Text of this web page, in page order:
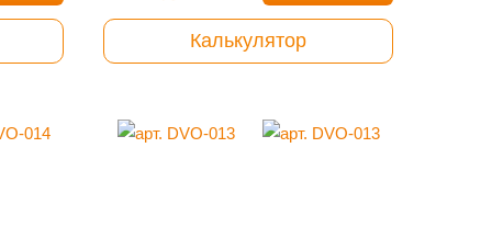
Калькулятор